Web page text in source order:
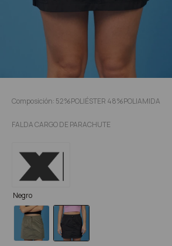
Composición: 52%POLIÉSTER 48%POLIAMIDA
FALDA CARGO DE PARACHUTE
Negro